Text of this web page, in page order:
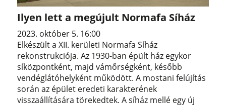
Ilyen lett a megújult Normafa Síház
2023. október 5. 16:00
Elkészült a XII. kerületi Normafa Síház
rekonstrukciója. Az 1930-ban épült ház egykor
síközpontként, majd vámőrségként, később
vendéglátóhelyként működött. A mostani felújítás
során az épület eredeti karakterének
visszaállítására törekedtek. A síház mellé egy új